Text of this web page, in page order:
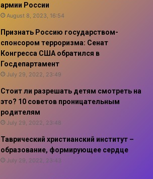
армии России
August 8, 2023, 16:54
Признать Россию государством-
спонсором терроризма: Сенат
Конгресса США обратился в
Госдепартамент
July 29, 2022, 23:49
Стоит ли разрешать детям смотреть на
это? 10 советов проницательным
родителям
July 29, 2022, 23:48
Таврический христианский институт –
образование, формирующее сердце
July 29, 2022, 23:43